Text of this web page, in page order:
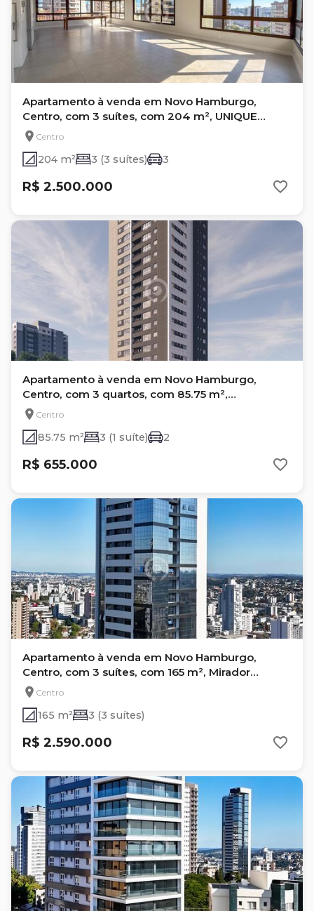
Apartamento à venda em Novo Hamburgo,
Centro, com 3 suítes, com 204 m², UNIQUE
RESIDENCE
Centro
204 m² 3 (3 suítes) 3
R$ 2.500.000
Apartamento à venda em Novo Hamburgo,
Centro, com 3 quartos, com 85.75 m²,
Residencial Vivare
Centro
85.75 m² 3 (1 suíte) 2
R$ 655.000
Apartamento à venda em Novo Hamburgo,
Centro, com 3 suítes, com 165 m², Mirador
Residence
Centro
165 m² 3 (3 suítes)
R$ 2.590.000